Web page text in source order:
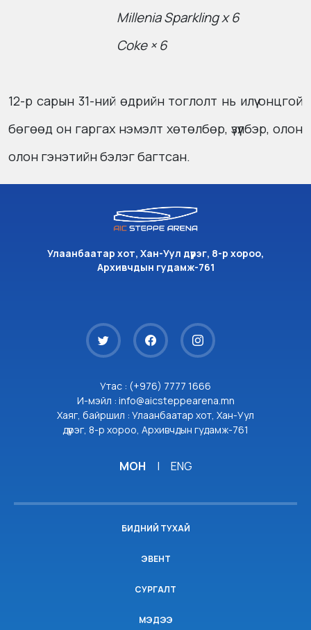
Millenia Sparkling x 6
Coke × 6
12-р сарын 31-ний өдрийн тоглолт нь илүү онцгой
бөгөөд он гаргах нэмэлт хөтөлбөр, үзүүлбэр, олон
олон гэнэтийн бэлэг багтсан.
Улаанбаатар хот, Хан-Уул дүүрэг, 8-р хороо,
Архивчдын гудамж-761
Утас : (+976) 7777 1666
И-мэйл : info@aicsteppearena.mn
Хаяг, байршил : Улаанбаатар хот, Хан-Уул
дүүрэг, 8-р хороо, Архивчдын гудамж-761
МОН | ENG
БИДНИЙ ТУХАЙ
ЭВЕНТ
СУРГАЛТ
МЭДЭЭ